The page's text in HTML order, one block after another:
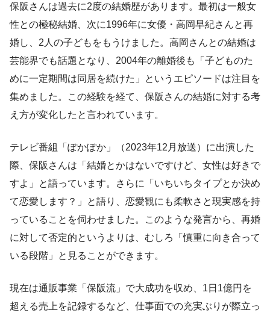
保阪さんは過去に2度の結婚歴があります。最初は一般女
性との極秘結婚、次に1996年に女優・高岡早紀さんと再
婚し、2人の子どもをもうけました。高岡さんとの結婚は
芸能界でも話題となり、2004年の離婚後も「子どものた
めに一定期間は同居を続けた」というエピソードは注目を
集めました。この経験を経て、保阪さんの結婚に対する考
え方が変化したと言われています。
テレビ番組「ぽかぽか」（2023年12月放送）に出演した
際、保阪さんは「結婚とかはないですけど、女性は好きで
すよ」と語っています。さらに「いちいちタイプとか決め
て恋愛します？」と語り、恋愛観にも柔軟さと現実感を持
っていることを伺わせました。このような発言から、再婚
に対して否定的というよりは、むしろ「慎重に向き合って
いる段階」と見ることができます。
現在は通販事業「保阪流」で大成功を収め、1日1億円を
超える売上を記録するなど、仕事面での充実ぶりが際立っ